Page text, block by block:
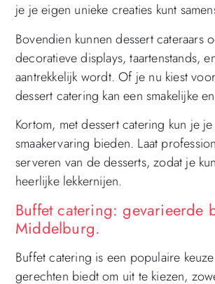
je je eigen unieke creaties kunt
Bovendien kunnen dessert
decoratieve displays, taartenstands,
aantrekkelijk wordt. Of je nu kiest
dessert catering kan een smakelijke
Kortom, met dessert catering kun je
smaakervaring bieden. Laat
serveren van de desserts, zodat je
heerlijke lekkernijen.
Buffet catering: gevarieerde
Middelburg.
Buffet catering is een populaire
gerechten biedt om uit te kiezen,